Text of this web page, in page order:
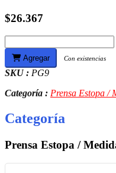
$26.367
Agregar Con existencias
SKU : PG9
Categoría : Prensa Estopa /
Categoría
Prensa Estopa /